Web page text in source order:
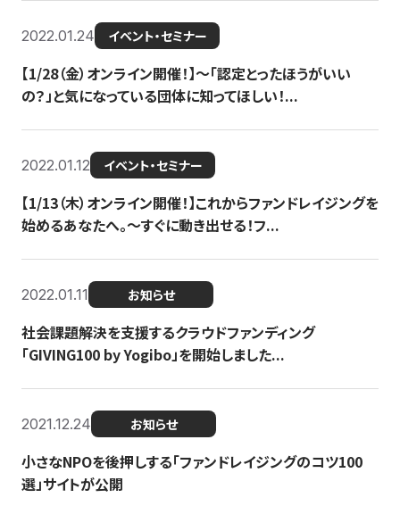
2022.01.24 イベント・セミナー
【1/28（金）オンライン開催！】〜「認定とったほうがいい
の？」と気になっている団体に知ってほしい！...
2022.01.12 イベント・セミナー
【1/13（木）オンライン開催！】これからファンドレイジングを
始めるあなたへ。〜すぐに動き出せる！フ...
2022.01.11 お知らせ
社会課題解決を支援するクラウドファンディング
「GIVING100 by Yogibo」を開始しました...
2021.12.24 お知らせ
小さなNPOを後押しする「ファンドレイジングのコツ100
選」サイトが公開